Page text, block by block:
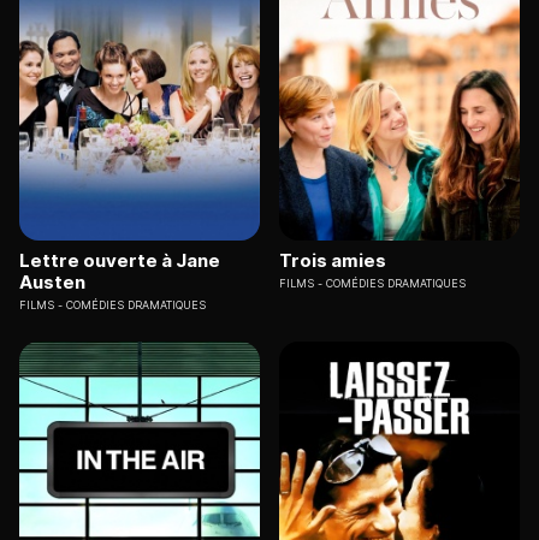
Lettre ouverte à Jane
Austen
FILMS COMÉDIES DRAMATIQUES
Trois amies
FILMS COMÉDIES DRAMATIQUES